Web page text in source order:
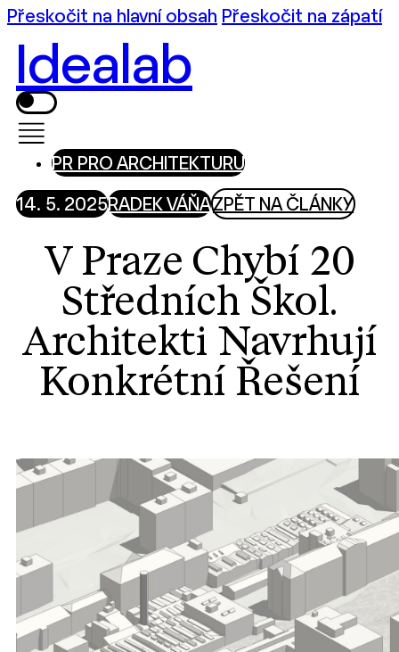
Přeskočit na hlavní obsah Přeskočit na zápatí
Idealab
PR PRO ARCHITEKTURU
14. 5. 2025RADEK VÁŇAZPĚT NA ČLÁNKY
V Praze Chybí 20
Středních Škol.
Architekti Navrhují
Konkrétní Řešení